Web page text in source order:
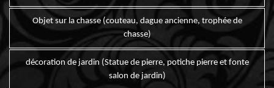
Objet sur la chasse (couteau, dague ancienne, trophée de
chasse)
décoration de jardin (Statue de pierre, potiche pierre et fonte
salon de jardin)